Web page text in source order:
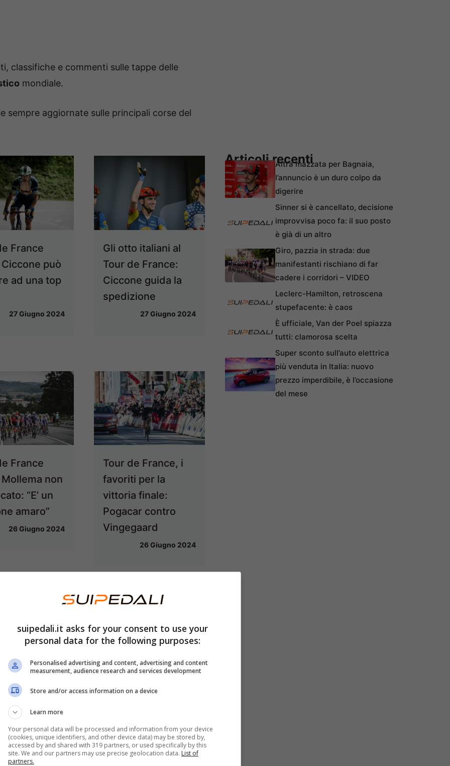
classifiche e commenti sulle tappe delle
mondiale.
sempre aggiornate sulle principali corse del
France
può
ad una top
27 Giugno 2024
Gli otto italiani al
Tour de France:
Ciccone guida la
spedizione
27 Giugno 2024
France
non
“E’ un
amaro”
26 Giugno 2024
Tour de France, i
favoriti per la
vittoria finale:
Pogacar contro
Vingegaard
26 Giugno 2024
France, i
per la
verde: tutti
Philipsen
25 Giugno 2024
Senn: “Van der
percorso al limite”
24 Giugno 2024
Articoli recentiAltra mazzata per Bagnaia,
l’annuncio è un duro colpo da
digerire
Sinner si è cancellato, decisione
improvvisa poco fa: il suo posto
è già di un altro
Giro, pazzia in strada: due
manifestanti rischiano di far
cadere i corridori – VIDEO
Leclerc-Hamilton, retroscena
stupefacente: è caos
È ufficiale, Van der Poel spiazza
tutti: clamorosa scelta
Super sconto sull’auto elettrica
più venduta in Italia: nuovo
prezzo imperdibile, è l’occasione
del mese
suipedali.it asks for your consent to use your
personal data for the following purposes:
Personalised advertising and content, advertising and content
measurement, audience research and services development
Store and/or access information on a device
Learn more
Your personal data will be processed and information from your device
(cookies, unique identifiers, and other device data) may be stored by,
accessed by and shared with 319 partners, or used specifically by this
site. We and our partners may use precise geolocation data. List of
partners.